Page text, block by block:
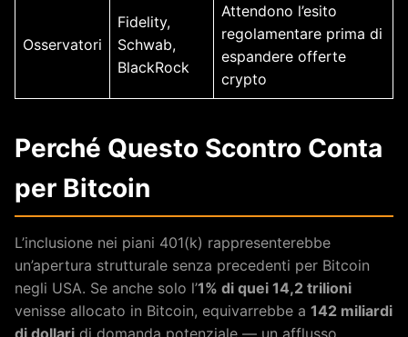
Osservatori
Fidelity,
Schwab,
BlackRock
Attendono l’esito
regolamentare prima di
espandere offerte
crypto
Perché Questo Scontro Conta
per Bitcoin
L’inclusione nei piani 401(k) rappresenterebbe
un’apertura strutturale senza precedenti per Bitcoin
negli USA. Se anche solo l’1% di quei 14,2 trilioni
venisse allocato in Bitcoin, equivarrebbe a 142 miliardi
di dollari di domanda potenziale — un afflusso